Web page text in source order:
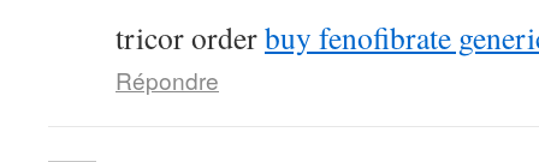
tricor orderbuy fenofibrate
Répondre